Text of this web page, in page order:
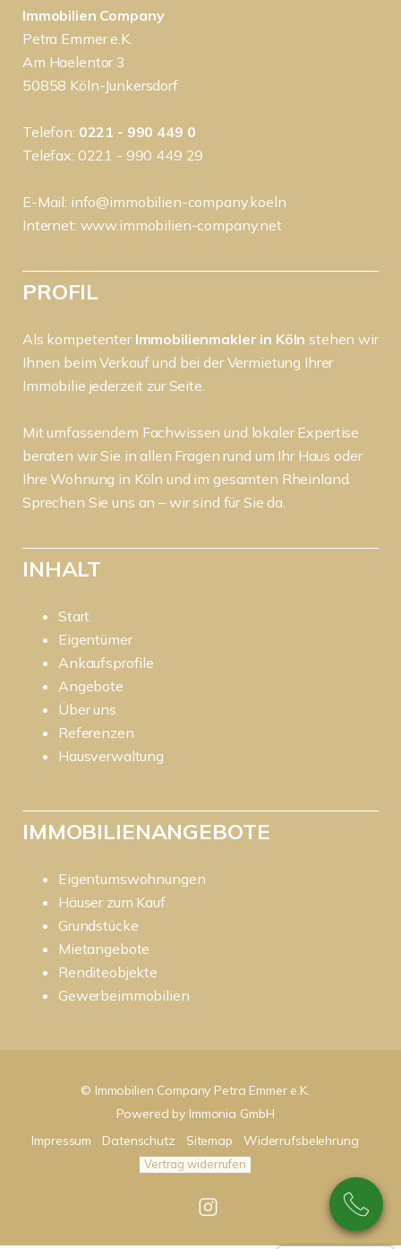
Immobilien Company
Petra Emmer e.K.
Am Haelentor 3
50858 Köln-Junkersdorf
Telefon: 0221 - 990 449 0
Telefax: 0221 - 990 449 29
E-Mail: info@immobilien-company.koeln
Internet: www.immobilien-company.net
PROFIL
Als kompetenter Immobilienmakler in Kölnstehen wir
Ihnen beim Verkauf und bei der Vermietung Ihrer
Immobilie jederzeit zur Seite.
Mit umfassendem Fachwissen und lokaler Expertise
beraten wir Sie in allen Fragen rund um Ihr Haus oder
Ihre Wohnung in Köln und im gesamten Rheinland.
Sprechen Sie uns an – wir sind für Sie da.
INHALT
Start
Eigentümer
Ankaufsprofile
Angebote
Über uns
Referenzen
Hausverwaltung
IMMOBILIENANGEBOTE
Eigentumswohnungen
Häuser zum Kauf
Grundstücke
Mietangebote
Renditeobjekte
Gewerbeimmobilien
© Immobilien Company Petra Emmer e.K.
Powered by Immonia GmbH
Impressum
Datenschutz Sitemap Widerrufsbelehrung
Vertrag widerrufen